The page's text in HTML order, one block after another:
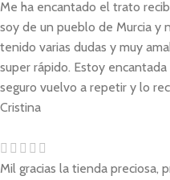
Me ha encantado el trato
soy de un pueblo de Murcia y
tenido varias dudas y muy
super rápido. Estoy
seguro vuelvo a repetir y lo
Cristina
Mil gracias la tienda preciosa,